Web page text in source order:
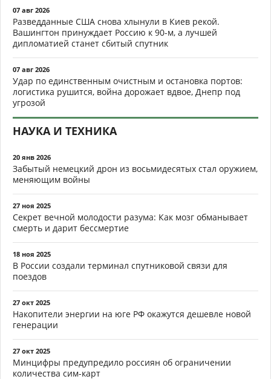
07 авг 2026
Разведданные США снова хлынули в Киев рекой.
Вашингтон принуждает Россию к 90-м, а лучшей
дипломатией станет сбитый спутник
07 авг 2026
Удар по единственным очистным и остановка портов:
логистика рушится, война дорожает вдвое, Днепр под
угрозой
НАУКА И ТЕХНИКА
20 янв 2026
Забытый немецкий дрон из восьмидесятых стал оружием,
меняющим войны
27 ноя 2025
Секрет вечной молодости разума: Как мозг обманывает
смерть и дарит бессмертие
18 ноя 2025
В России создали терминал спутниковой связи для
поездов
27 окт 2025
Накопители энергии на юге РФ окажутся дешевле новой
генерации
27 окт 2025
Минцифры предупредило россиян об ограничении
количества сим-карт